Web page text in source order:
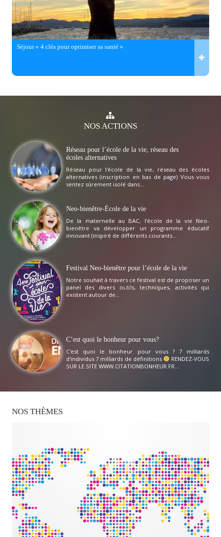
Séjour « 4 clés pour optimiser sa santé »
NOSACTIONS
Réseau pour l’école de la vie, réseau des
écoles alternatives
Réseau pour l'école de la vie, réseau des écoles
alternatives (inscription en bas de page) Vous vous
sentez sûrement isolé dans...
Neo-bienêtre-École de la vie
De la maternelle au BAC, l'école de la vie Neo-
bienêtre va développer un programme éducatif
innovant (inspiré de différents courants...
Festival Neo-bienêtre pour l’école de la vie
Notre souhait à travers ce festival est de proposer un
panel des divers outils, techniques, activités qui
existent autour de...
C’est quoi le bonheur pour vous?
C'est quoi le bonheur pour vous ? 7 milliards
d'individus 7 milliards de définitions
RENDEZ-VOUS
SUR LE SITE WWW.CITATIONBONHEUR.FR...
NOS THÈMES